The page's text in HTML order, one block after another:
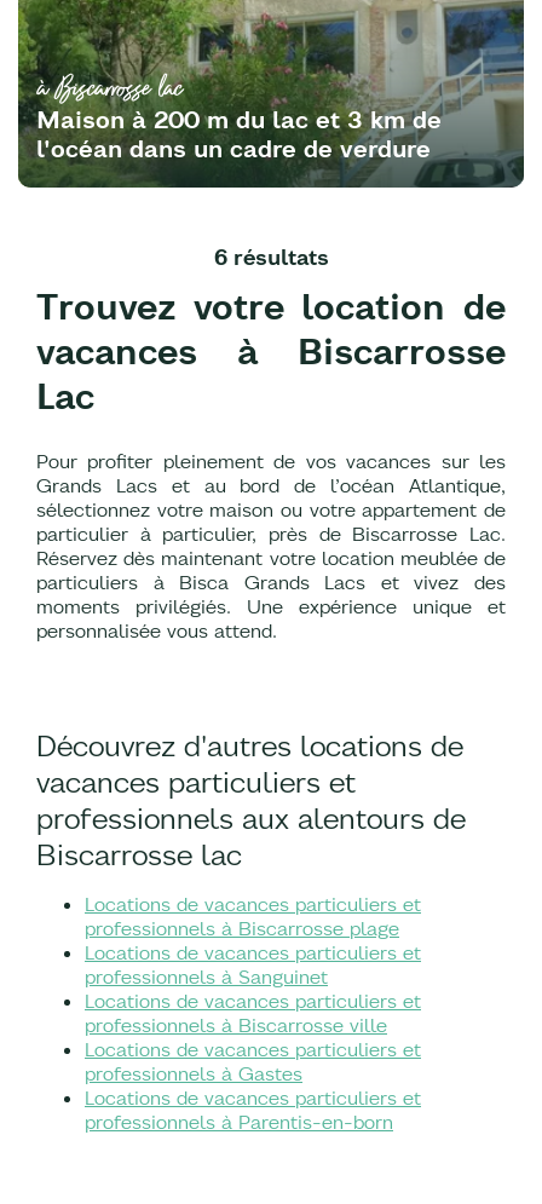
à Biscarrosse lac
Maison à 200 m du lac et 3 km de
l'océan dans un cadre de verdure
6 résultats
Trouvez votre location de
vacances à Biscarrosse
Lac
Pour profiter pleinement de vos vacances sur les
Grands Lacs et au bord de l’océan Atlantique,
sélectionnez votre maison ou votre appartement de
particulier à particulier, près de Biscarrosse Lac.
Réservez dès maintenant votre location meublée de
particuliers à Bisca Grands Lacs et vivez des
moments privilégiés. Une expérience unique et
personnalisée vous attend.
Découvrez d'autres locations de
vacances particuliers et
professionnels aux alentours de
Biscarrosse lac
Locations de vacances particuliers et
professionnels à Biscarrosse plage
Locations de vacances particuliers et
professionnels à Sanguinet
Locations de vacances particuliers et
professionnels à Biscarrosse ville
Locations de vacances particuliers et
professionnels à Gastes
Locations de vacances particuliers et
professionnels à Parentis-en-born